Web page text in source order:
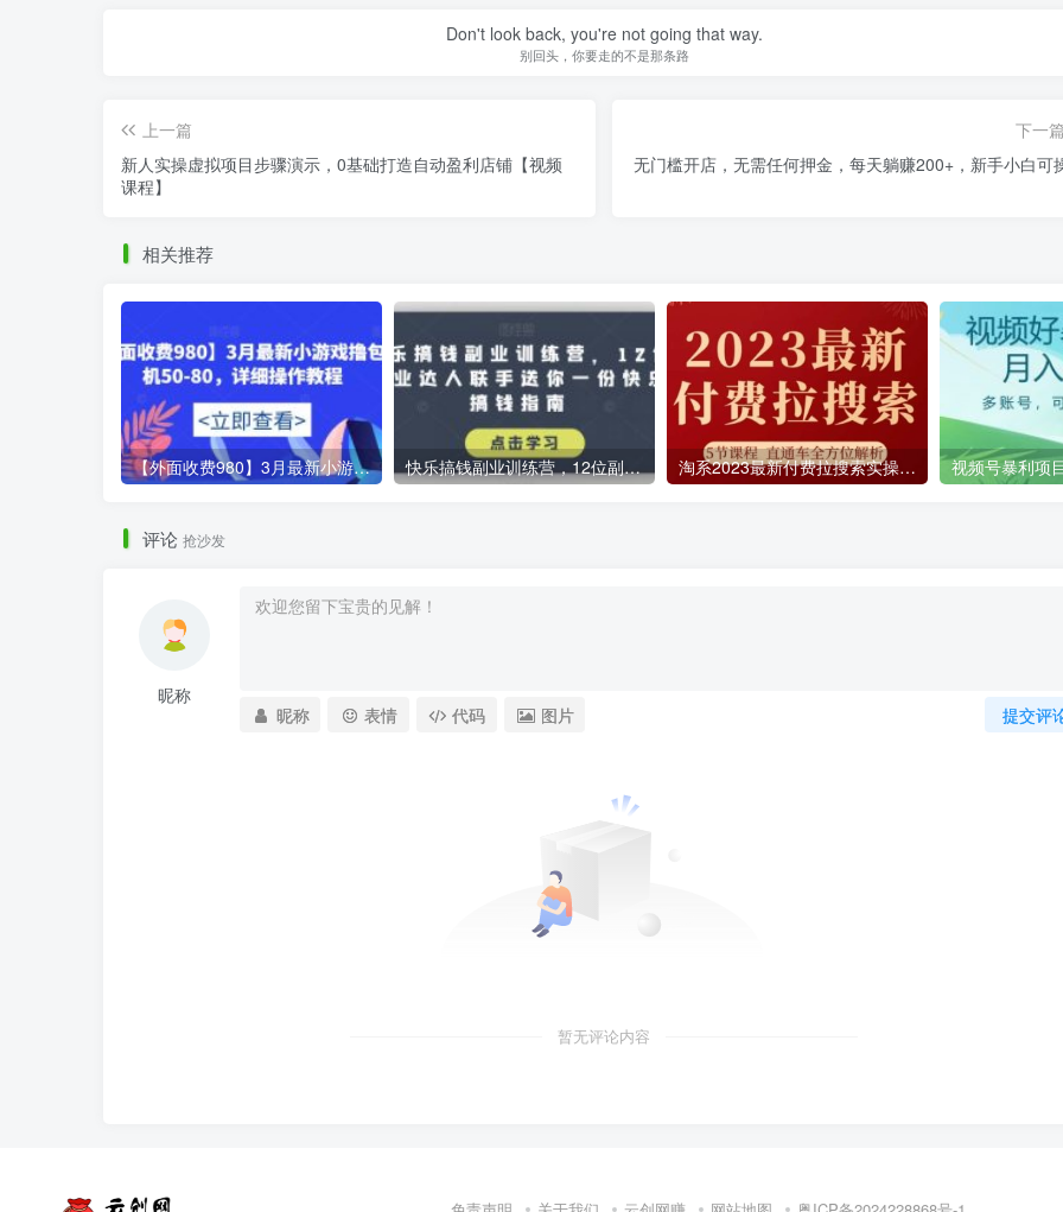
Don't look back, you're not going that way.
别回头，你要走的不是那条路
上一篇
新人实操虚拟项目步骤演示，0基础打造自动盈利店铺【视频
课程】
下一
无门槛开店，无需任何押金，每天躺赚200+，新手小白可
相关推荐
【外面收费980】3月最新小游戏撸包单机50-80，详细操作教程 快乐搞钱副业训练营，12位副业达人联手送你一份快乐搞钱指南 淘系2023最新付费拉搜索实操打法，​5节课程直通车全方位解析
评论 抢沙发
昵称
提交评
昵称 表情 代码 图片
暂无评论内容